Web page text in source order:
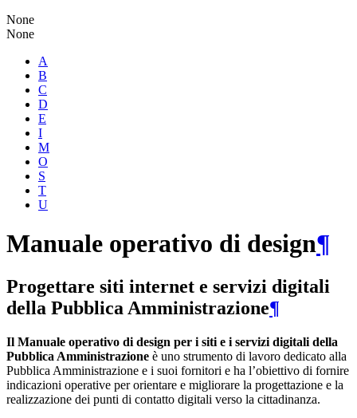
None
None
A
B
C
D
E
I
M
O
S
T
U
Manuale operativo di design¶
Progettare siti internet e servizi digitali
della Pubblica Amministrazione¶
Il Manuale operativo di design per i siti e i servizi digitali della
Pubblica Amministrazione è uno strumento di lavoro dedicato alla
Pubblica Amministrazione e i suoi fornitori e ha l’obiettivo di fornire
indicazioni operative per orientare e migliorare la progettazione e la
realizzazione dei punti di contatto digitali verso la cittadinanza.